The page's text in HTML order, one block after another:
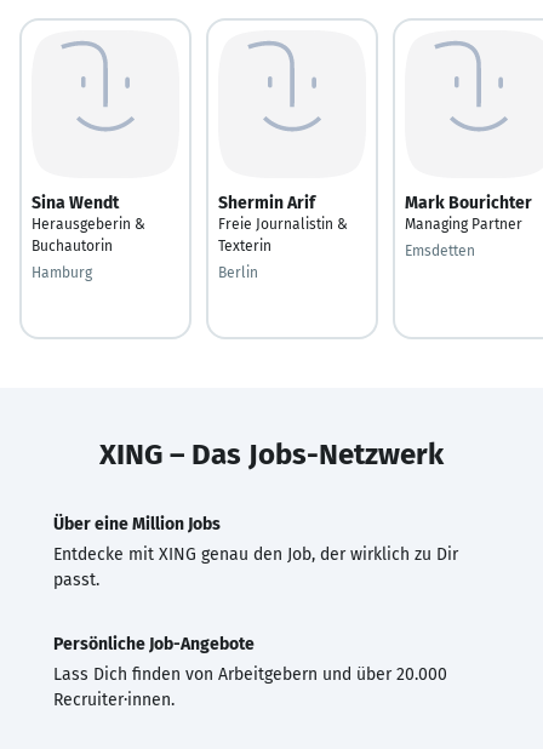
Sina Wendt
Herausgeberin &
Buchautorin
Hamburg
Shermin Arif
Freie Journalistin &
Texterin
Berlin
Mark Bourichter
Managing Partner
Emsdetten
XING – Das Jobs-Netzwerk
Über eine Million Jobs
Entdecke mit XING genau den Job, der wirklich zu Dir
passt.
Persönliche Job-Angebote
Lass Dich finden von Arbeitgebern und über 20.000
Recruiter·innen.